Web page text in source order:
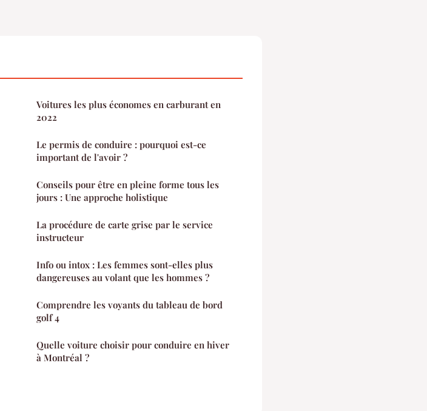
Voitures les plus économes en carburant en
2022
Le permis de conduire : pourquoi est-ce
important de l'avoir ?
Conseils pour être en pleine forme tous les
jours : Une approche holistique
La procédure de carte grise par le service
instructeur
Info ou intox : Les femmes sont-elles plus
dangereuses au volant que les hommes ?
Comprendre les voyants du tableau de bord
golf 4
Quelle voiture choisir pour conduire en hiver
à Montréal ?